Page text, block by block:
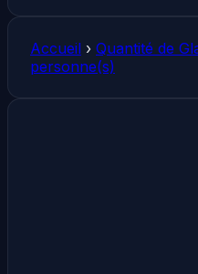
Accueil › Quantité de
personne(s)